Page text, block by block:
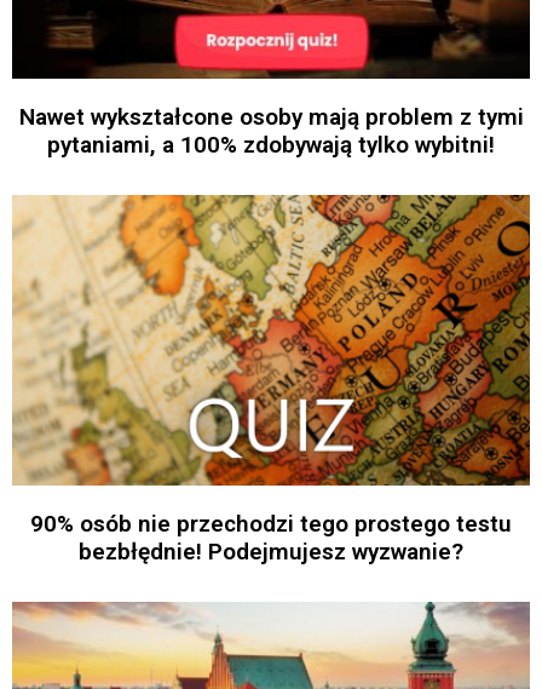
Nawet wykształcone osoby mają problem z tymi
pytaniami, a 100% zdobywają tylko wybitni!
90% osób nie przechodzi tego prostego testu
bezbłędnie! Podejmujesz wyzwanie?